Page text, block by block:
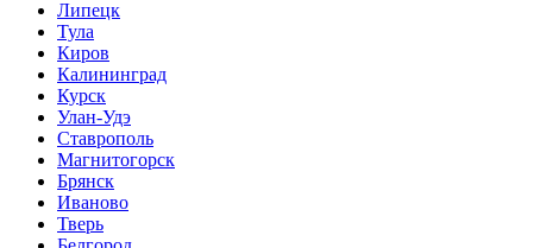
Липецк
Тула
Киров
Калининград
Курск
Улан-Удэ
Ставрополь
Магнитогорск
Брянск
Иваново
Тверь